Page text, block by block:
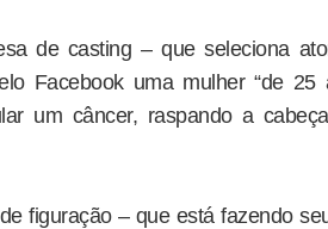
de casting – que seleciona
Facebook uma mulher “de
um câncer, raspando a
figuração – que está fazendo